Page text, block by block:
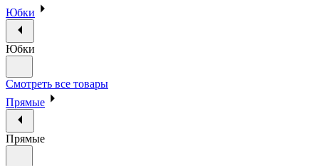
Юбки
Юбки
Смотреть все товары
Прямые
Прямые